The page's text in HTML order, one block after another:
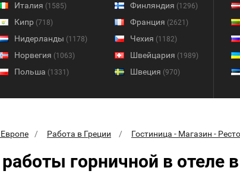
Италия (1585)
Кипр (718)
Нидерланды (1178)
Норвегия (1063)
Польша (1331)
Финляндия (1296)
Франция (2621)
Чехия (1182)
Швейцария (1989)
Швеция (970)
Работа в Греции Гостиница - Магазин -
горничной в отеле